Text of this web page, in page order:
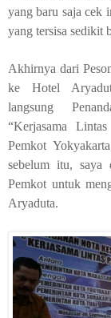
yang baru saja cek
yang tersisa sedikit
Akhirnya dari
ke Hotel
langsung
“Kerjasama
Pemkot
sebelum itu, saya
Pemkot untuk
Aryaduta.